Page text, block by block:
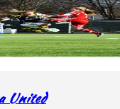
Mallbackens IF
United